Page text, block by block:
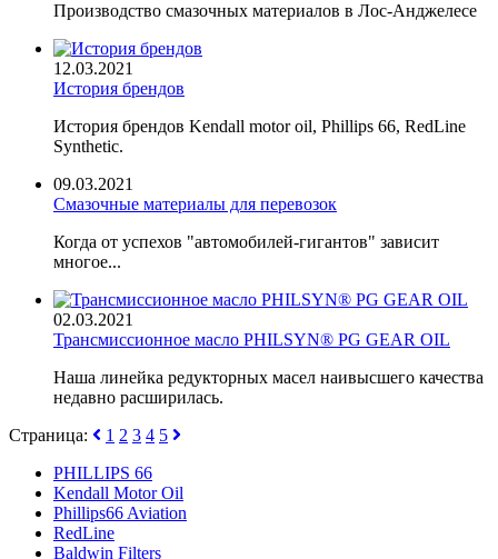
Производство смазочных материалов в Лос-Анджелесе
12.03.2021
История брендов
История брендов Kendall motor oil, Phillips 66, RedLine
Synthetic.
09.03.2021
Смазочные материалы для перевозок
Когда от успехов "автомобилей-гигантов" зависит
многое...
02.03.2021
Трансмиссионное масло PHILSYN® PG GEAR OIL
Наша линейка редукторных масел наивысшего качества
недавно расширилась.
Страница:
1 2 3 4 5
PHILLIPS 66
Kendall Motor Oil
Phillips66 Aviation
RedLine
Baldwin Filters